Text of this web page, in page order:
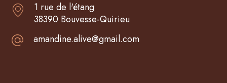
1 rue de l'étang
38390 Bouvesse-Quirieu
amandine.alive@gmail.com